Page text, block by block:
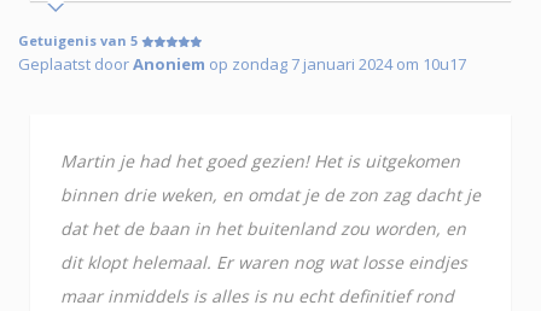
Getuigenis van 5
Geplaatst doorAnoniem op zondag 7 januari 2024 om 10u17
Martin je had het goed gezien! Het is uitgekomen
binnen drie weken, en omdat je de zon zag dacht je
dat het de baan in het buitenland zou worden, en
dit klopt helemaal. Er waren nog wat losse eindjes
maar inmiddels is alles is nu echt definitief rond